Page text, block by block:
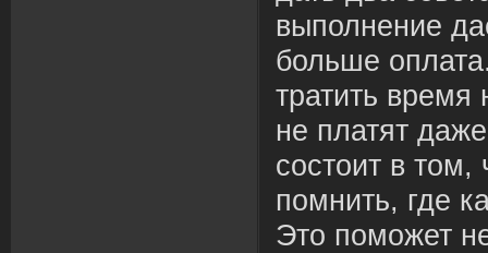
выполнение
больше
тратить время
не платят
состоит в том,
помнить, где
Это поможет